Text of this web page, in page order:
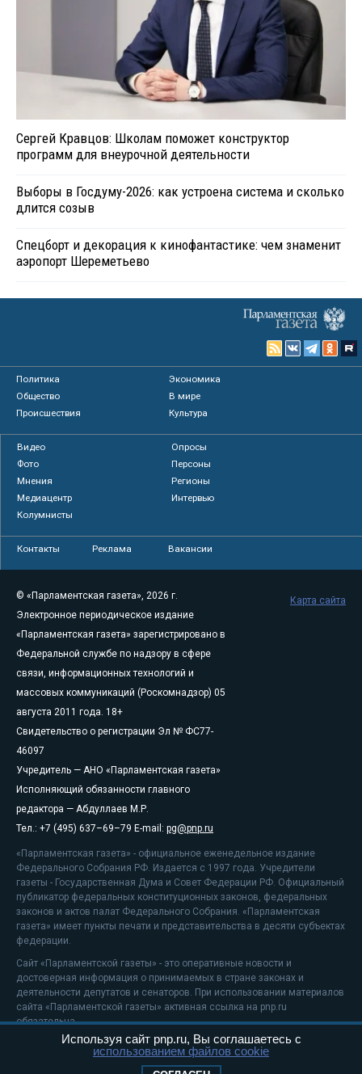
Сергей Кравцов: Школам поможет конструктор
программ для внеурочной деятельности
Выборы в Госдуму-2026: как устроена система и сколько
длится созыв
Спецборт и декорация к кинофантастике: чем знаменит
аэропорт Шереметьево
Политика
Экономика
Общество
В мире
Происшествия
Культура
Видео
Опросы
Фото
Персоны
Мнения
Регионы
Медиацентр
Интервью
Колумнисты
Контакты Реклама Вакансии
© «Парламентская газета», 2026 г.
Электронное периодическое издание
«Парламентская газета» зарегистрировано в
Федеральной службе по надзору в сфере
связи, информационных технологий и
массовых коммуникаций (Роскомнадзор) 05
августа 2011 года. 18+
Свидетельство о регистрации Эл № ФС77-
46097
Учредитель — АНО «Парламентская газета»
Исполняющий обязанности главного
редактора — Абдуллаев М.Р.
Тел.: +7 (495) 637–69–79 E-mail: pg@pnp.ru
«Парламентская газета» - официальное еженедельное издание
Федерального Собрания РФ. Издается с 1997 года. Учредители
газеты - Государственная Дума и Совет Федерации РФ. Официальный
публикатор федеральных конституционных законов, федеральных
законов и актов палат Федерального Собрания. «Парламентская
газета» имеет пункты печати и представительства в десяти субъектах
федерации.
Сайт «Парламентской газеты» - это оперативные новости и
достоверная информация о принимаемых в стране законах и
деятельности депутатов и сенаторов. При использовании материалов
сайта «Парламентской газеты» активная ссылка на pnp.ru
обязательна.
На информационном ресурсе применяютсярекомендательные
Карта сайта
Используя сайт pnp.ru, Вы соглашаетесь с
использованием файлов cookie